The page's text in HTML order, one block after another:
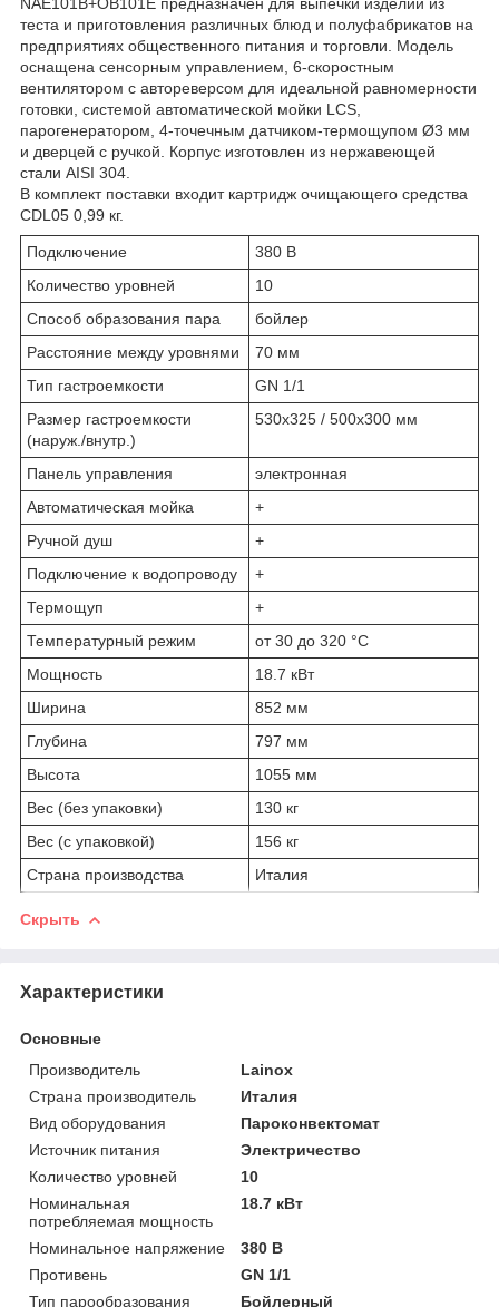
теста и приготовления различных блюд и полуфабрикатов на
предприятиях общественного питания и торговли. Модель
оснащена сенсорным управлением, 6-скоростным
вентилятором с автореверсом для идеальной равномерности
готовки, системой автоматической мойки LCS,
парогенератором, 4-точечным датчиком-термощупом Ø3 мм
и дверцей с ручкой. Корпус изготовлен из нержавеющей
стали AISI 304.
В комплект поставки входит картридж очищающего средства
CDL05 0,99 кг.
Подключение
380 В
Количество уровней
10
Способ образования пара
бойлер
Расстояние между уровнями
70 мм
Тип гастроемкости
GN 1/1
Размер гастроемкости
(наруж./внутр.)
530x325 / 500x300 мм
Панель управления
электронная
Автоматическая мойка
+
Ручной душ
+
Подключение к водопроводу
+
Термощуп
+
Температурный режим
от 30 до 320 °С
Мощность
18.7 кВт
Ширина
852 мм
Глубина
797 мм
Высота
1055 мм
Вес (без упаковки)
130 кг
Вес (с упаковкой)
156 кг
Страна производства
Италия
Скрыть
Характеристики
Основные
Производитель
Lainox
Страна производитель
Италия
Вид оборудования
Пароконвектомат
Источник питания
Электричество
Количество уровней
10
Номинальная
потребляемая мощность
18.7 кВт
Номинальное напряжение
380 В
Противень
GN 1/1
Тип парообразования
Бойлерный